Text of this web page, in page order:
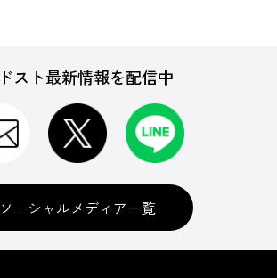
スト最新情報を配信中
ソーシャルメディア一覧